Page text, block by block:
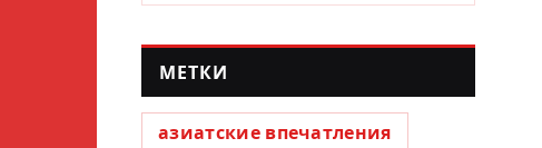
МЕТКИ
азиатские впечатления